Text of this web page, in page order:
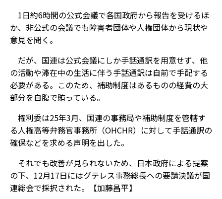
1日約6時間の公式会議で各国政府から報告を受けるほ
か、非公式の会議でも障害者団体や人権団体から現状や
意見を聞く。
だが、国連は公式会議にしか手話通訳を用意せず、他
の活動や滞在中の生活に伴う手話通訳は自前で手配する
必要がある。このため、補助制度はあるものの経費の大
部分を自腹で賄っている。
権利委は25年3月、国連の事務局や補助制度を管轄す
る人権高等弁務官事務所（OHCHR）に対して手話通訳の
確保などを求める声明を出した。
それでも改善が見られないため、日本政府による提案
の下、12月17日にはグテレス事務総長への要請決議が国
連総会で採択された。【加藤昌平】